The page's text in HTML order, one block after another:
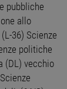
pubbliche
allo
36) Scienze
politiche
(DL) vecchio